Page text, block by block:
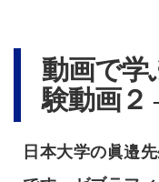
動画で学
験動画
日本大学の眞邉